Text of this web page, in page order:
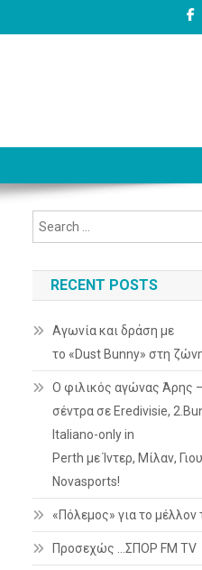
RECENT POSTS
Αγωνία και δράση με
το «Dust Bunny» στη
Ο φιλικός αγώνας Άρης
σέντρα σε Eredivisie,
Italiano-only in
Perth με Ίντερ, Μίλαν,
Novasports!
«Πόλεμος» για το
Προσεχώς …ΣΠΟΡ FM TV